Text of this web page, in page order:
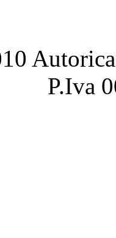
P.Iva